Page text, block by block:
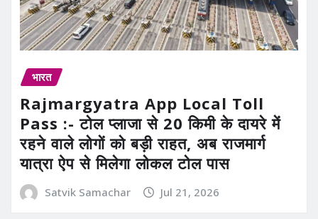
भारत
Rajmargyatra App Local Toll
Pass :- टोल प्लाजा से 20 किमी के दायरे में
रहने वाले लोगों को बड़ी राहत, अब राजमार्ग
यात्रा ऐप से मिलेगा लोकल टोल पास
Satvik Samachar Jul 21, 2026